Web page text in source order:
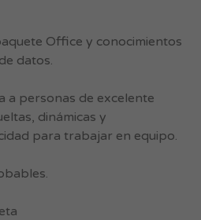
Office y conocimientos
datos.
a personas de excelente
dinámicas y
para trabajar en equipo.